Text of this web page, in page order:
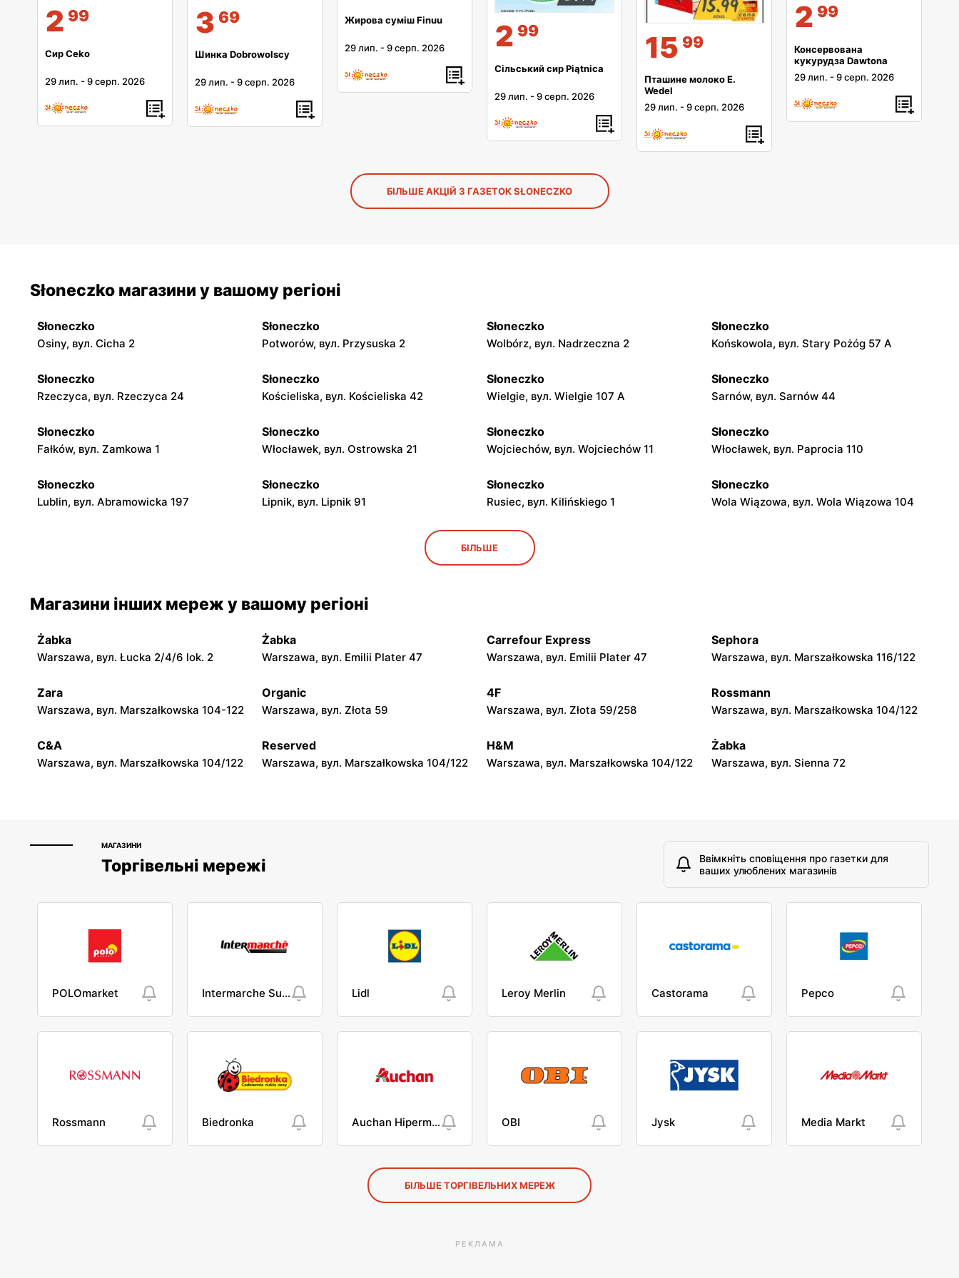
2 99
Сир Ceko
29 лип. -9 серп. 2026
3 69
Шинка Dobrowolscy
29 лип. -9 серп. 2026
Жирова суміш Finuu
29 лип. -9 серп. 2026 2 99
Сільський сир Piątnica
29 лип. -9 серп. 2026
15 99
Пташине молоко E.
Wedel
29 лип. -9 серп. 2026
2 99
Консервована
кукурудза Dawtona
29 лип. -9 серп. 2026
БІЛЬШЕ АКЦІЙ З ГАЗЕТОК SŁONECZKO
Słoneczko магазини у вашому регіоні
Słoneczko
Osiny, вул. Cicha 2
Słoneczko
Potworów, вул. Przysuska 2
Słoneczko
Wolbórz, вул. Nadrzeczna 2
Słoneczko
Końskowola, вул. Stary Pożóg 57 A
Słoneczko
Rzeczyca, вул. Rzeczyca 24
Słoneczko
Kościeliska, вул. Kościeliska 42
Słoneczko
Wielgie, вул. Wielgie 107 A
Słoneczko
Sarnów, вул. Sarnów 44
Słoneczko
Fałków, вул. Zamkowa 1
Słoneczko
Włocławek, вул. Ostrowska 21
Słoneczko
Wojciechów, вул. Wojciechów 11
Słoneczko
Włocławek, вул. Paprocia 110
Słoneczko
Lublin, вул. Abramowicka 197
Słoneczko
Lipnik, вул. Lipnik 91
Słoneczko
Rusiec, вул. Kilińskiego 1
Słoneczko
Wola Wiązowa, вул. Wola Wiązowa 104
Kiełczygłów, вул. Tysiąclecia 13
Słoneczko
Klimontów, вул. Rynek 20
Osjaków, вул. Rynek 4 Staszów, вул. Ignacego Raczyńskiego 8
Słoneczko
Pajęczno, вул. Długa 2
Słoneczko
Mykanów, вул. Słoneczna 2
Słoneczko
Wieluń, вул. Sieniec 80 D
Słoneczko
Lututów, вул. Huta 50 A
Słoneczko
Baranów Sandomierski, вул. Rynek 18
Słoneczko
Baranów Sandomierski, вул. Rynek 28
Słoneczko
Wodzisław, вул. pl. Wolności 3
Słoneczko
Czarny Las, вул. Częstochowska
БІЛЬШЕ
Магазини інших мереж у вашому регіоні
Żabka
Warszawa, вул. Łucka 2/4/6 lok. 2
Żabka
Warszawa, вул. Emilii Plater 47
Carrefour Express
Warszawa, вул. Emilii Plater 47
Sephora
Warszawa, вул. Marszałkowska 116/122
Zara
Warszawa, вул. Marszałkowska 104-122
Organic
Warszawa, вул. Złota 59
4F
Warszawa, вул. Złota 59/258
Rossmann
Warszawa, вул. Marszałkowska 104/122
C&A
Warszawa, вул. Marszałkowska 104/122
Reserved
Warszawa, вул. Marszałkowska 104/122
H&M
Warszawa, вул. Marszałkowska 104/122
Żabka
Warszawa, вул. Sienna 72
МАГАЗИНИ
Торгівельні мережі
Ввімкніть сповіщення про газетки для
ваших улюблених магазинів
POLOmarket Intermarche Super Lidl Leroy Merlin Castorama Pepco
Rossmann Biedronka Auchan Hipermarket OBI Jysk Media Markt
БІЛЬШЕ ТОРГІВЕЛЬНИХ МЕРЕЖ
РЕКЛАМА